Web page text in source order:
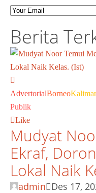
Berita
AdvertorialBorneo
Publik
Like
Mudyat
Ekraf,
Lokal Naik
admin Des 17,